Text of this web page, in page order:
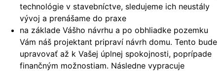
technológie v stavebníctve, sledujeme ich neustály
vývoj a prenášame do praxe
na základe Vášho návrhu a po obhliadke pozemku
Vám náš projektant pripraví návrh domu. Tento bude
upravovať až k Vašej úplnej spokojnosti, poprípade
finančným možnostiam. Následne vypracuje